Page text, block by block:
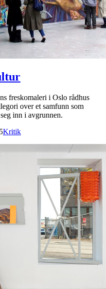
freskomaleri i Oslo rådhus
over et samfunn som
inn i avgrunnen.
Kritik